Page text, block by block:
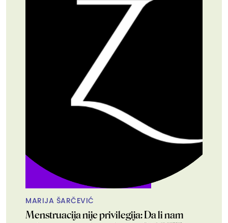
MARIJA ŠARČEVIĆ
Menstruacija nije privilegija: Da li nam